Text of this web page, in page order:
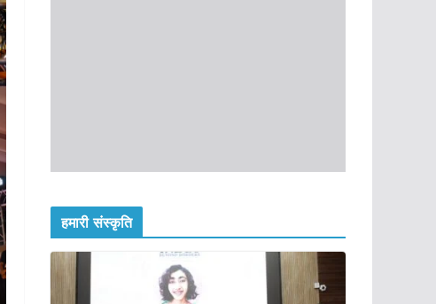
हमारी संस्कृति